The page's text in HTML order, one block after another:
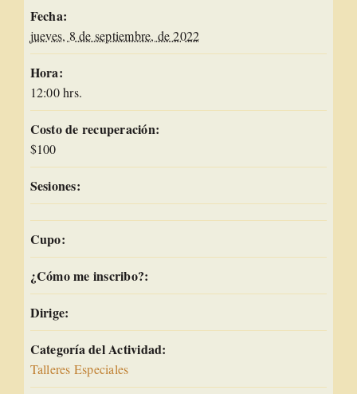
Fecha:
jueves, 8 de septiembre, de 2022
Hora:
12:00 hrs.
Costo de recuperación:
$100
Sesiones:
Cupo:
¿Cómo me inscribo?:
Dirige:
Categoría del Actividad:
Talleres Especiales